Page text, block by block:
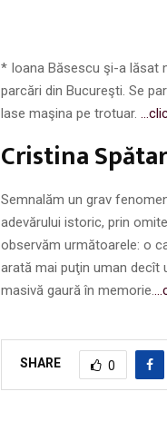
* Ioana Băsescu şi-a lăsat
parcări din Bucureşti. Se
lase maşina pe trotuar.
Cristina
Semnalăm un grav
adevărului istoric, prin
observăm următoarele: o
arată mai puţin uman decît
masivă gaură în memorie.
SHARE 0